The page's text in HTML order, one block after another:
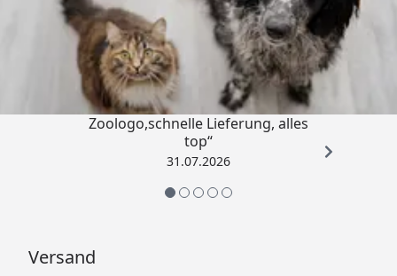
Trusted Shops
4,73/ 5
„Gute Erfahrung mit
Zoologo,schnelle Lieferung, alles
top“
31.07.2026
Versand